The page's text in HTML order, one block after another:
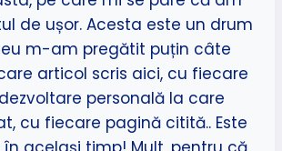
de ușor. Acesta este un drum
m-am pregătit puțin câte
articol scris aici, cu fiecare
personală la care
cu fiecare pagină citită.. Este